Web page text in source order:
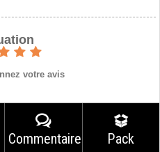
votre avis
Commentaires Pack